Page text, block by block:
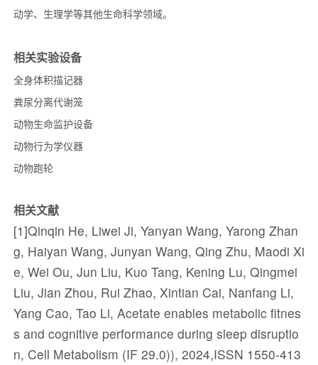
动学、生理学等其他生命科学领域。
相关实验设备
全身体积描记器
粪尿分离代谢笼
动物生命监护设备
动物行为学仪器
动物跑轮
相关文献
[1]Qinqin He, Liwei Ji, Yanyan Wang, Yarong Zhan
g, Haiyan Wang, Junyan Wang, Qing Zhu, Maodi Xi
e, Wei Ou, Jun Liu, Kuo Tang, Kening Lu, Qingmei
Liu, Jian Zhou, Rui Zhao, Xintian Cai, Nanfang Li,
Yang Cao, Tao Li, Acetate enables metabolic fitnes
s and cognitive performance during sleep disruptio
n, Cell Metabolism (IF 29.0)), 2024,ISSN 1550-413